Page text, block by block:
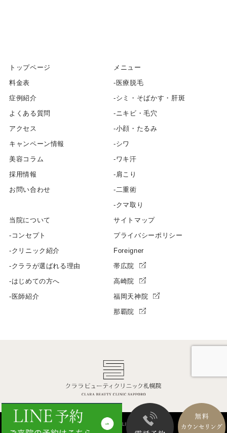
トップページ
料金表
症例紹介
よくある質問
アクセス
キャンペーン情報
美容コラム
採用情報
お問い合わせ
当院について
コンセプト
クリニック紹介
クララが選ばれる理由
はじめての方へ
医師紹介
メニュー
医療脱毛
シミ・そばかす・肝斑
ニキビ・毛穴
小顔・たるみ
シワ
ワキ汗
肩こり
二重術
クマ取り
サイトマップ
プライバシーポリシー
Foreigner
帯広院
高崎院
福岡天神院
那覇院
Copyright © CLARA BEAUTY CLINIC All right reserved.